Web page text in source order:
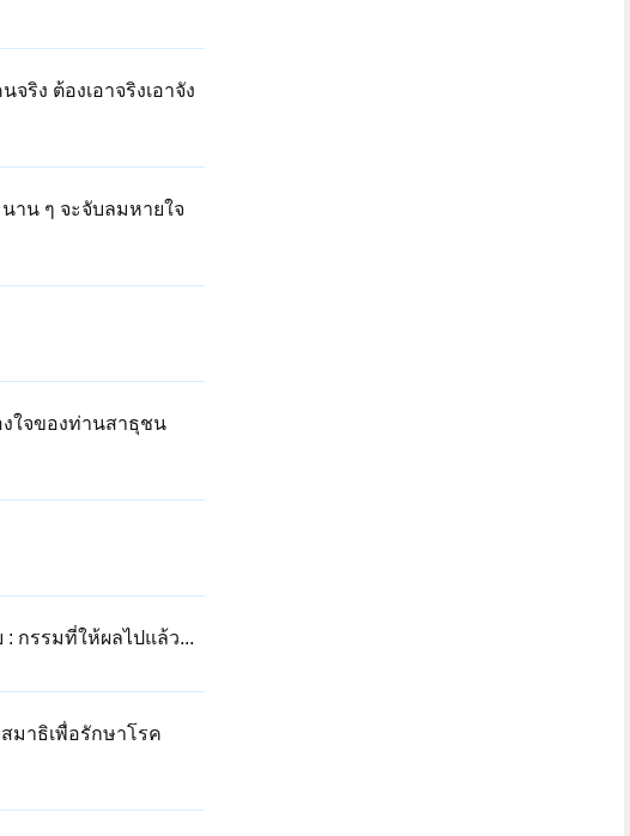
ริง ต้องเอาจริงเอาจัง
าน ๆ จะจับลมหายใจ
งใจของท่านสาธุชน
กรรมที่ให้ผลไปแล้ว...
มาธิเพื่อรักษาโรค